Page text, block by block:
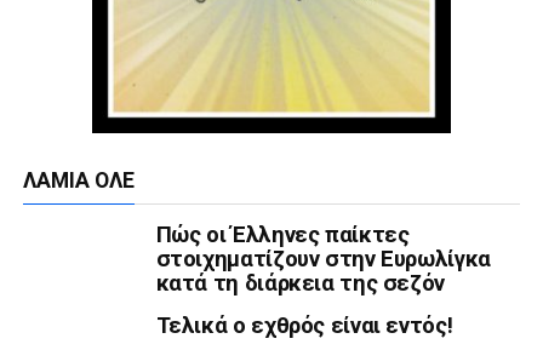
ΛΑΜΙΑ ΟΛΕ
Πώς οι Έλληνες παίκτες
στοιχηματίζουν στην Ευρωλίγκα
κατά τη διάρκεια της σεζόν
Τελικά ο εχθρός είναι εντός!